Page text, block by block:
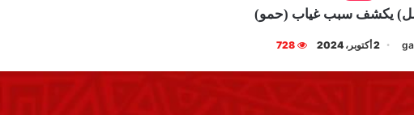
يكشف سبب غياب (حمو)
2 أكتوبر، 2024 728